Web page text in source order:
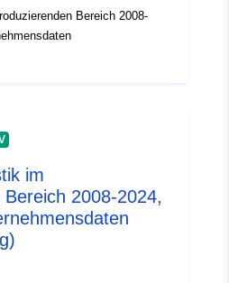
Bereich 2008-
im
2008-2024,